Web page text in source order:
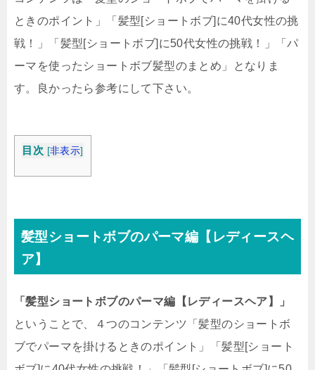
ときのポイント」「髪型[ショートボブ]に40代女性の挑
戦！」「髪型[ショートボブ]に50代女性の挑戦！」「パ
ーマを使ったショートボブ髪型のまとめ」となりま
す。良かったら参考にして下さい。
目次 [非表示]
髪型ショートボブのパーマ編【レディースヘ
ア】
「髪型ショートボブのパーマ編【レディースヘア】」
ということで、４つのコンテンツ「髪型のショートボ
ブでパーマを掛けるときのポイント」「髪型[ショート